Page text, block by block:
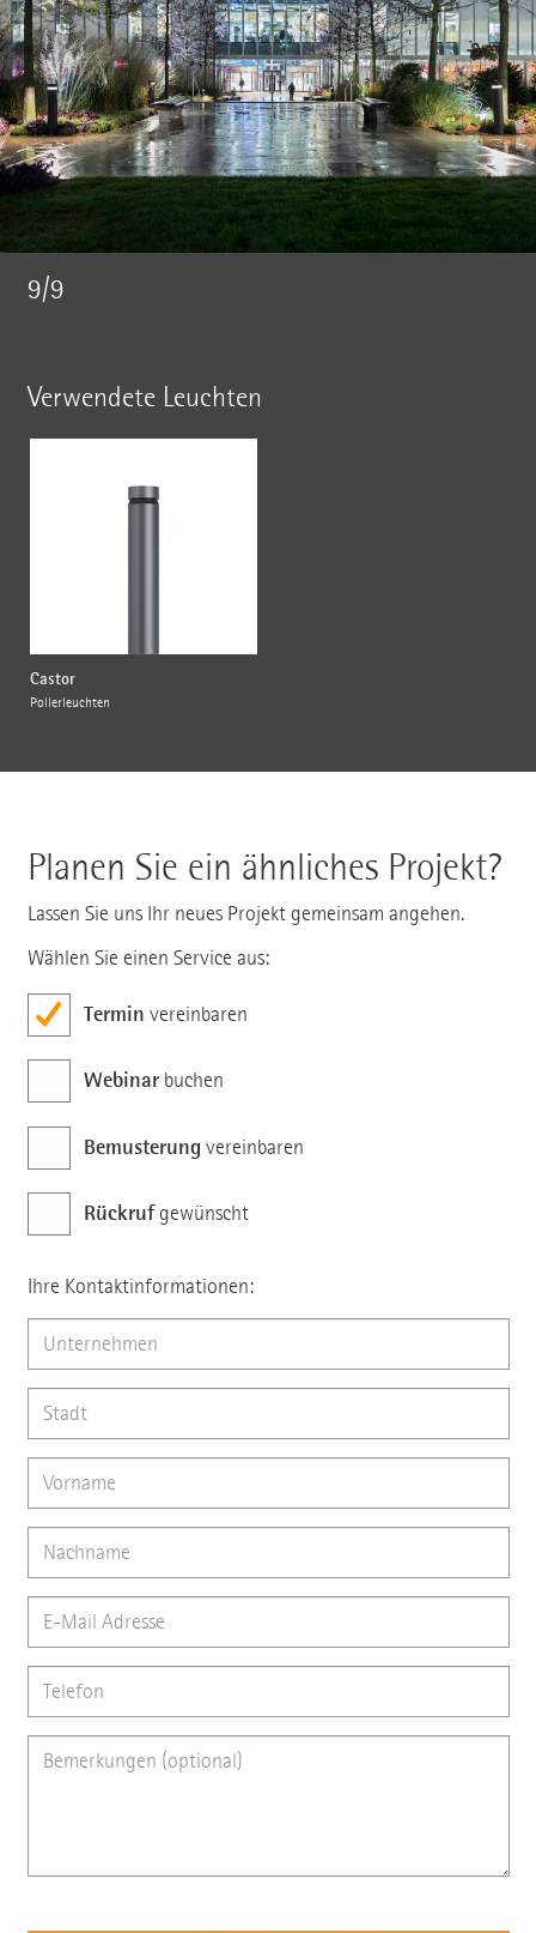
9/9
Verwendete Leuchten
Castor
Pollerleuchten
Planen Sie ein ähnliches Projekt?
Lassen Sie uns Ihr neues Projekt gemeinsam angehen.
Wählen Sie einen Service aus:
Termin vereinbaren
Webinarbuchen
Bemusterung vereinbaren
Rückrufgewünscht
Ihre Kontaktinformationen: